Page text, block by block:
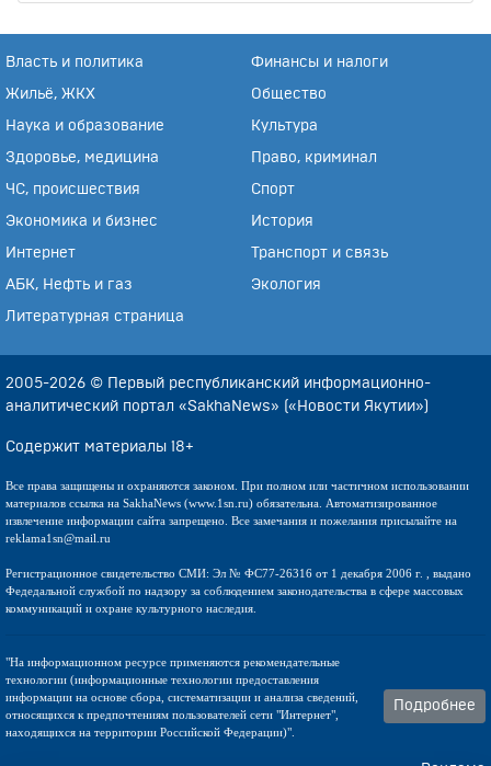
Власть и политика Финансы и налоги
Жильё, ЖКХ Общество
Наука и образование Культура
Здоровье, медицина Право, криминал
ЧС, происшествия Спорт
Экономика и бизнес История
Интернет Транспорт и связь
АБК, Нефть и газ Экология
Литературная страница
2005-2026 © Первый республиканский информационно-
аналитический портал «SakhaNews» («Новости Якутии»)
Содержит материалы 18+
Все права защищены и охраняются законом. При полном или частичном использовании
материалов ссылка на SakhaNews (www.1sn.ru) обязательна. Автоматизированное
извлечение информации сайта запрещено. Все замечания и пожелания присылайте на
reklama1sn@mail.ru
Регистрационное свидетельство СМИ: Эл № ФС77-26316 от 1 декабря 2006 г. , выдано
Федедальной службой по надзору за соблюдением законодательства в сфере массовых
коммуникаций и охране культурного наследия.
"На информационном ресурсе применяются рекомендательные
технологии (информационные технологии предоставления
информации на основе сбора, систематизации и анализа сведений,
относящихся к предпочтениям пользователей сети "Интернет",
находящихся на территории Российской Федерации)".
Подробнее